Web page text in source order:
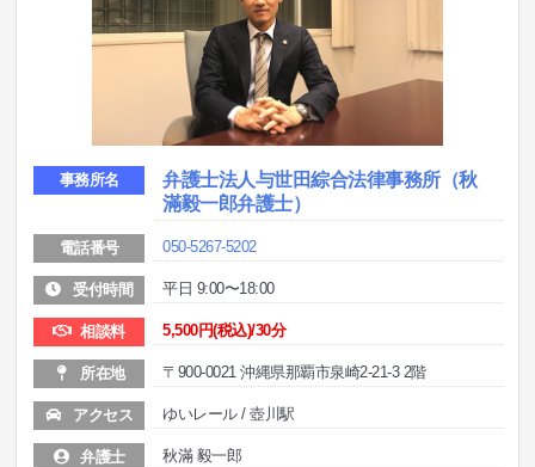
事務所名
弁護士法人与世田綜合法律事務所（秋
滿毅一郎弁護士）
電話番号 050-5267-5202
受付時間 平日 9:00〜18:00
相談料 5,500円(税込)/30分
所在地 〒900-0021 沖縄県那覇市泉崎2-21-3 2階
アクセス ゆいレール / 壺川駅
弁護士 秋滿 毅一郎